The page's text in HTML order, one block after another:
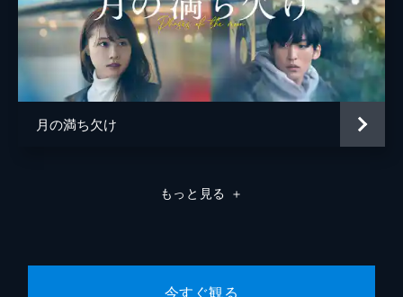
脚本 林民夫
音楽 亀田誠治
月の満ち欠け
もっと見る ＋
今すぐ観る